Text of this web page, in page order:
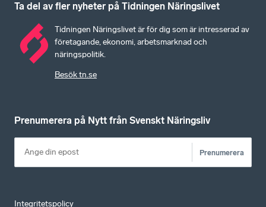
Ta del av fler nyheter på Tidningen Näringslivet
Tidningen Näringslivet är för dig som är intresserad av
företagande, ekonomi, arbetsmarknad och
näringspolitik.
Besök tn.se
Prenumerera på Nytt från Svenskt Näringsliv
Prenumerera
Integritetspolicy